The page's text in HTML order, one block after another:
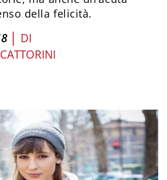
della felicità.
| DI